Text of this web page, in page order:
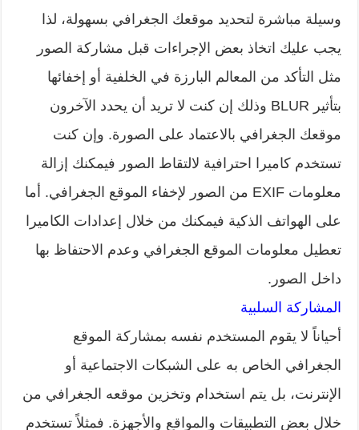
وسيلة مباشرة لتحديد موقعك الجغرافي بسهولة، لذا
يجب عليك اتخاذ بعض الإجراءات قبل مشاركة الصور
مثل التأكد من المعالم البارزة في الخلفية أو إخفائها
بتأثير BLUR وذلك إن كنت لا تريد أن يحدد الآخرون
موقعك الجغرافي بالاعتماد على الصورة. وإن كنت
تستخدم كاميرا احترافية لالتقاط الصور فيمكنك إزالة
معلومات EXIF من الصور لإخفاء الموقع الجغرافي. أما
على الهواتف الذكية فيمكنك من خلال إعدادات الكاميرا
تعطيل معلومات الموقع الجغرافي وعدم الاحتفاظ بها
داخل الصور.
المشاركة السلبية
أحياناً لا يقوم المستخدم نفسه بمشاركة الموقع
الجغرافي الخاص به على الشبكات الاجتماعية أو
الإنترنت، بل يتم استخدام وتخزين موقعه الجغرافي من
خلال بعض التطبيقات والمواقع والأجهزة. فمثلاً تستخدم